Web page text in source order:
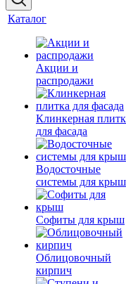
Каталог
Акции и
распродажи
Клинкерная
для фасада
Водосточные
системы для крыш
Софиты для крыш
Облицовочный
кирпич